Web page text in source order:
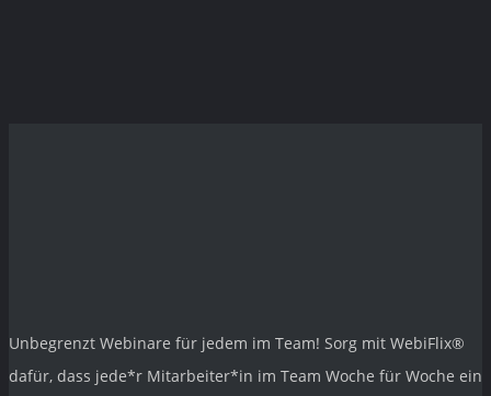
Unbegrenzt Webinare für jedem im Team! Sorg mit WebiFlix®
dafür, dass jede*r Mitarbeiter*in im Team Woche für Woche ein